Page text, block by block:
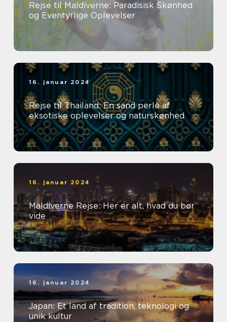
Rejse til Maldiverne: Paradisisk Skønhed
og Eventyrlige Oplevelser
16. januar 2024
Rejse til Thailand: En sand perle af
eksotiske oplevelser og naturskønhed
16. januar 2024
Maldiverne Rejse: Her er alt, hvad du bør
vide
16. januar 2024
Japan: Et land af tradition, teknologi og
unik kultur